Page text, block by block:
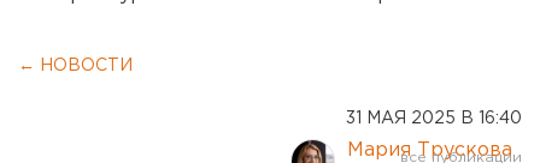
← НОВОСТИ
31 МАЯ 2025 В 16:40
Мария Трускова